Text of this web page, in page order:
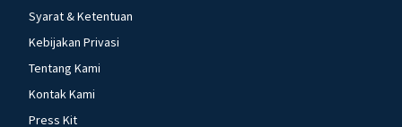
Syarat & Ketentuan
Kebijakan Privasi
Tentang Kami
Kontak Kami
Press Kit